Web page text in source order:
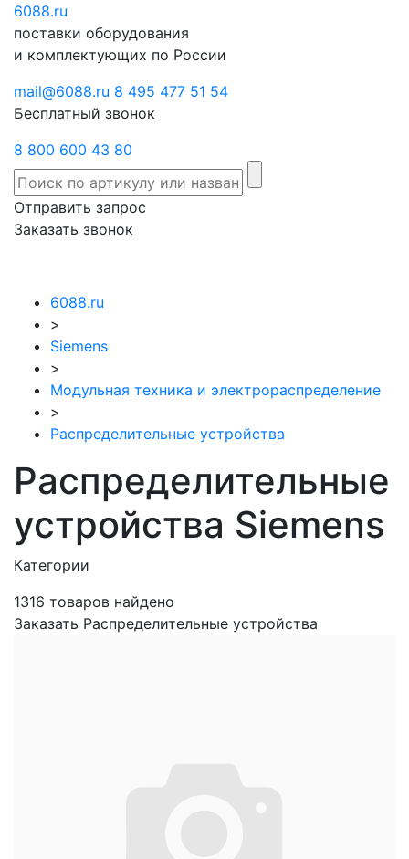
6088.ru
поставки оборудования
и комплектующих по России
mail@6088.ru 8 495 477 51 54
Бесплатный звонок
8 800 600 43 80
Отправить запрос
Заказать звонок
6088.ru
>
Siemens
>
Модульная техника и электрораспределение
>
Распределительные устройства
Распределительные
устройства Siemens
Категории
1316 товаров найдено
Заказать Распределительные устройства
Отправить
запрос
звонок